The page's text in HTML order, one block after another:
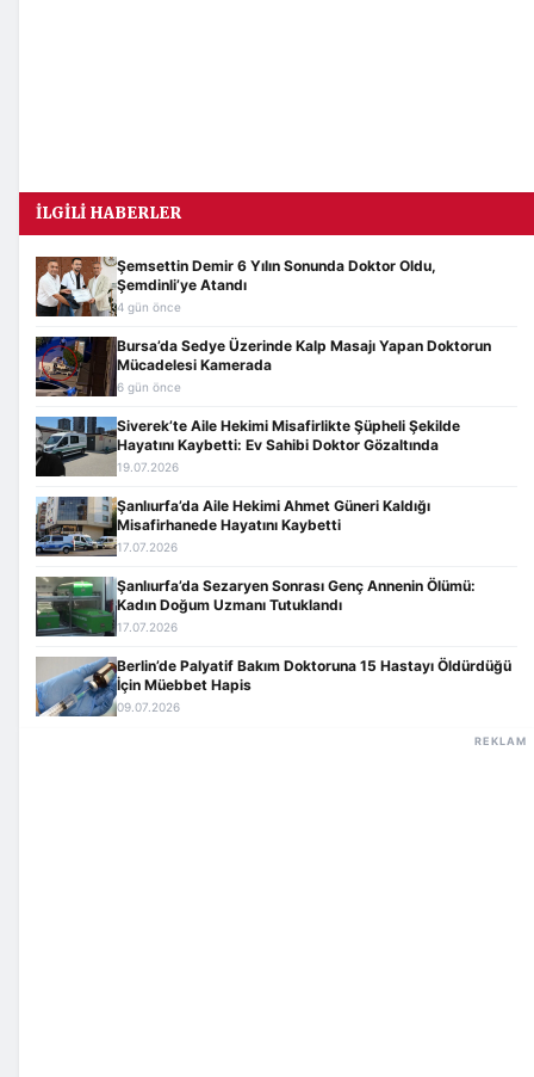
İLGILI HABERLER
Şemsettin Demir 6 Yılın Sonunda Doktor Oldu,
Şemdinli’ye Atandı
4 gün önce
Bursa’da Sedye Üzerinde Kalp Masajı Yapan Doktorun
Mücadelesi Kamerada
6 gün önce
Siverek’te Aile Hekimi Misafirlikte Şüpheli Şekilde
Hayatını Kaybetti: Ev Sahibi Doktor Gözaltında
19.07.2026
Şanlıurfa’da Aile Hekimi Ahmet Güneri Kaldığı
Misafirhanede Hayatını Kaybetti
17.07.2026
Şanlıurfa’da Sezaryen Sonrası Genç Annenin Ölümü:
Kadın Doğum Uzmanı Tutuklandı
17.07.2026
Berlin’de Palyatif Bakım Doktoruna 15 Hastayı Öldürdüğü
İçin Müebbet Hapis
09.07.2026
REKLAM